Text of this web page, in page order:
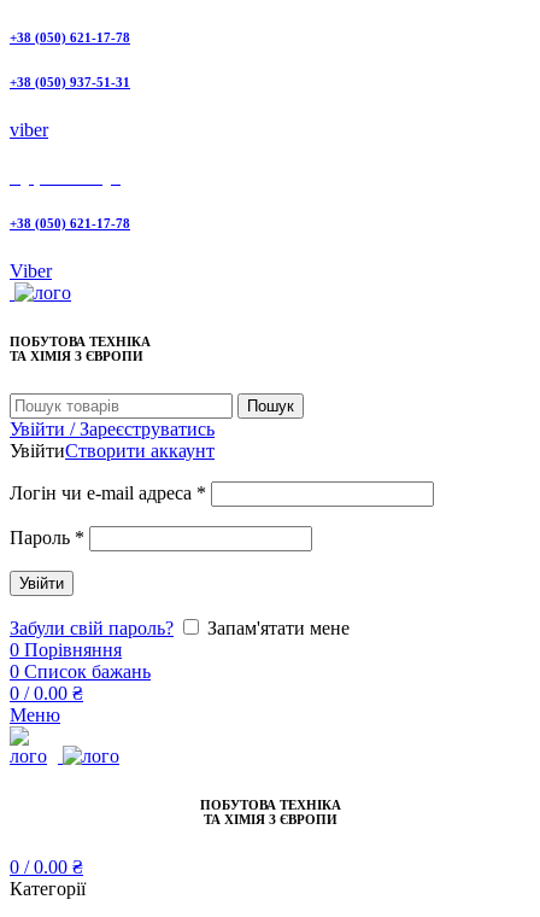
+38 (050) 621-17-78
+38 (050) 937-51-31
viber
+38 (050) 621-17-78
Viber
ПОБУТОВА ТЕХНІКА
ТА ХІМІЯ З ЄВРОПИ
Пошук
Увійти / Зареєструватись
УвійтиСтворити аккаунт
Логін чи e-mail адреса *
Пароль *
Увійти
Забули свій пароль?
Запам'ятати мене
0 Порівняння
0 Список бажань
0 / 0.00 ₴
Меню
ПОБУТОВА ТЕХНІКА
ТА ХІМІЯ З ЄВРОПИ
0 / 0.00 ₴
Категорії